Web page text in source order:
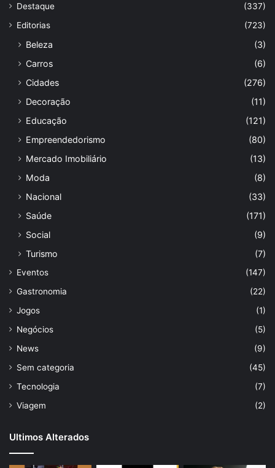
Destaque
(337)
Editorias
(723)
Beleza
(3)
Carros
(6)
Cidades
(276)
Decoração
(11)
Educação
(121)
Empreendedorismo
(80)
Mercado Imobiliário
(13)
Moda
(8)
Nacional
(33)
Saúde
(171)
Social
(9)
Turismo
(7)
Eventos
(147)
Gastronomia
(22)
Jogos
(1)
Negócios
(5)
News
(9)
Sem categoria
(45)
Tecnologia
(7)
Viagem
(2)
Ultimos Alterados